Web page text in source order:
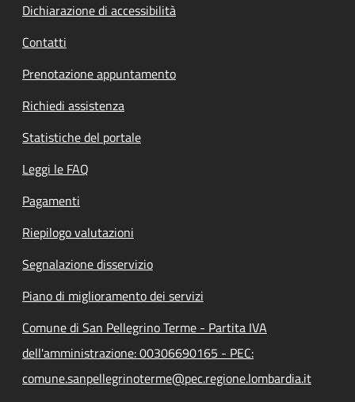
Dichiarazione di accessibilità
Contatti
Prenotazione appuntamento
Richiedi assistenza
Statistiche del portale
Leggi le FAQ
Pagamenti
Riepilogo valutazioni
Segnalazione disservizio
Piano di miglioramento dei servizi
Comune di San Pellegrino Terme - Partita IVA
dell'amministrazione: 00306690165 - PEC:
comune.sanpellegrinoterme@pec.regione.lombardia.it